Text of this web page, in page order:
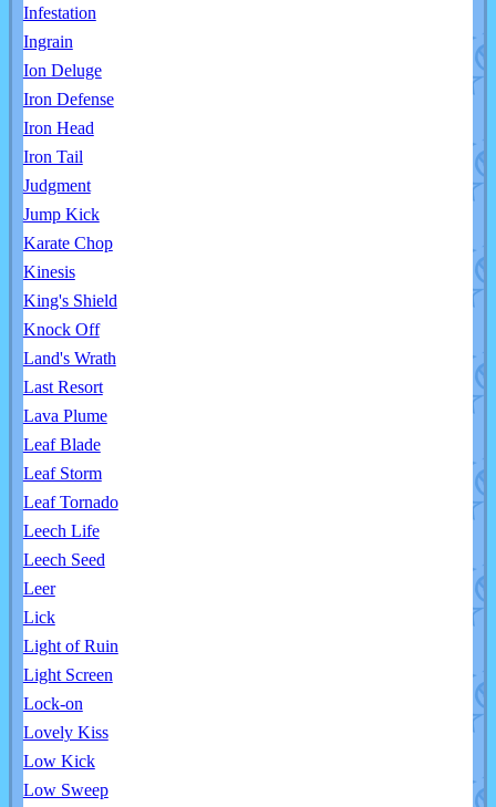
Infestation
Ingrain
Ion Deluge
Iron Defense
Iron Head
Iron Tail
Judgment
Jump Kick
Karate Chop
Kinesis
King's Shield
Knock Off
Land's Wrath
Last Resort
Lava Plume
Leaf Blade
Leaf Storm
Leaf Tornado
Leech Life
Leech Seed
Leer
Lick
Light of Ruin
Light Screen
Lock-on
Lovely Kiss
Low Kick
Low Sweep